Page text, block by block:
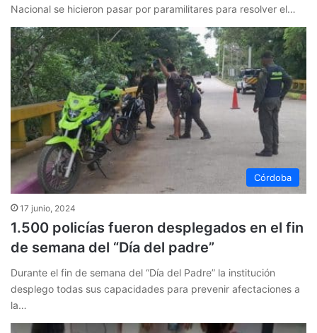
Nacional se hicieron pasar por paramilitares para resolver el…
Córdoba
17 junio, 2024
1.500 policías fueron desplegados en el fin
de semana del “Día del padre”
Durante el fin de semana del “Día del Padre” la institución
desplego todas sus capacidades para prevenir afectaciones a
la…